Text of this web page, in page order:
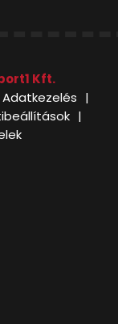
Kft.
Adatkezelés